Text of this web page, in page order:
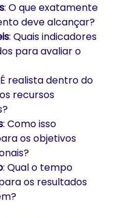
: O que exatamente
deve alcançar?
: Quais indicadores
para avaliar o
realista dentro do
recursos
: Como isso
os objetivos
: Qual o tempo
os resultados